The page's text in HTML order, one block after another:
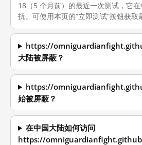
18（5 个月前）的最近一次测试，它
扰。可使用本页的“立即测试”按钮获取
https://
大陆被屏蔽？
https://
始被屏蔽？
在中国大陆如何访问
https://